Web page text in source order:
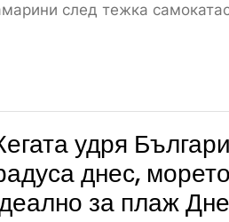
след тежка
удря
днес,
за плаж